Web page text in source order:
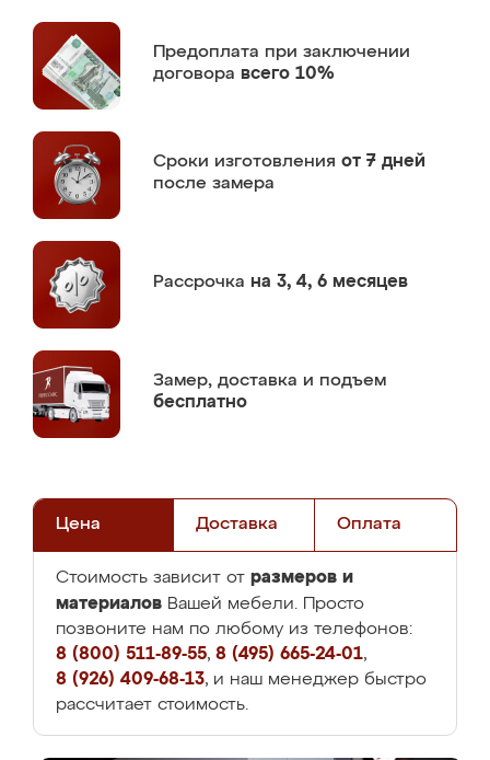
Предоплата при заключении
договора всего 10%
Сроки изготовления от 7 дней
после замера
Рассрочка на 3, 4, 6 месяцев
Замер, доставка и подъем
бесплатно
Цена Доставка Оплата
Стоимость зависит от размеров и
материалов Вашей мебели. Просто
позвоните нам по любому из телефонов:
8 (800) 511-89-55, 8 (495) 665-24-01,
8 (926) 409-68-13, и наш менеджер быстро
рассчитает стоимость.